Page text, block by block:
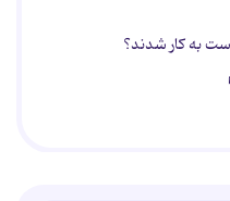
به کار شدند؟